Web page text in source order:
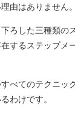
由はありません。
ろした三種類の
するステップメ
べてのテクニッ
わけです。